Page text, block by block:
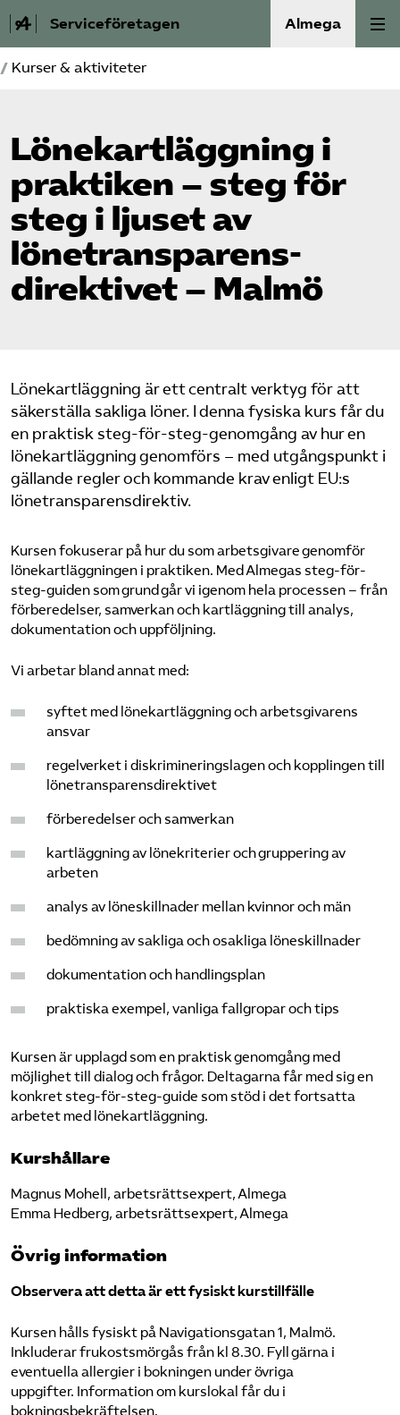
Serviceföretagen Almega
Medlemskap
Auktorisation
Våra frågor
Bli medlem
Logga in på Arbetsgivarguiden
Sök på serviceforetagen.se
Press
In English
Om webbplatsen
/ Kurser & aktiviteter
Lönekartläggning i
praktiken – steg för
steg i ljuset av
lönetransparens­
direktivet – Malmö
Lönekartläggning är ett centralt verktyg för att
säkerställa sakliga löner. I denna fysiska kurs får du
en praktisk steg-för-steg-genomgång av hur en
lönekartläggning genomförs – med utgångspunkt i
gällande regler och kommande krav enligt EU:s
lönetransparensdirektiv.
Kursen fokuserar på hur du som arbetsgivare genomför
lönekartläggningen i praktiken. Med Almegas steg-för-
steg-guiden som grund går vi igenom hela processen – från
förberedelser, samverkan och kartläggning till analys,
dokumentation och uppföljning.
Vi arbetar bland annat med:
syftet med lönekartläggning och arbetsgivarens
ansvar
regelverket i diskrimineringslagen och kopplingen till
lönetransparensdirektivet
förberedelser och samverkan
kartläggning av lönekriterier och gruppering av
arbeten
analys av löneskillnader mellan kvinnor och män
bedömning av sakliga och osakliga löneskillnader
dokumentation och handlingsplan
praktiska exempel, vanliga fallgropar och tips
Kursen är upplagd som en praktisk genomgång med
möjlighet till dialog och frågor. Deltagarna får med sig en
konkret steg-för-steg-guide som stöd i det fortsatta
arbetet med lönekartläggning.
Kurshållare
Magnus Mohell, arbetsrättsexpert, Almega
Emma Hedberg, arbetsrättsexpert, Almega
Övrig information
Observera att detta är ett fysiskt kurstillfälle
Kursen hålls fysiskt på Navigationsgatan 1, Malmö.
Inkluderar frukostsmörgås från kl 8.30. Fyll gärna i
eventuella allergier i bokningen under övriga
uppgifter. Information om kurslokal får du i
bokningsbekräftelsen.